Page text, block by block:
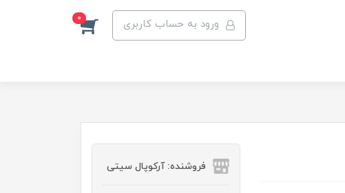
ورود به حساب کاربری 0
فروشنده: آرکوپال سیتی